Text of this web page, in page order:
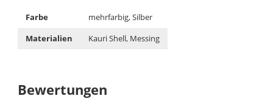
Farbe
mehrfarbig, Silber
Materialien
Kauri Shell, Messing
Bewertungen